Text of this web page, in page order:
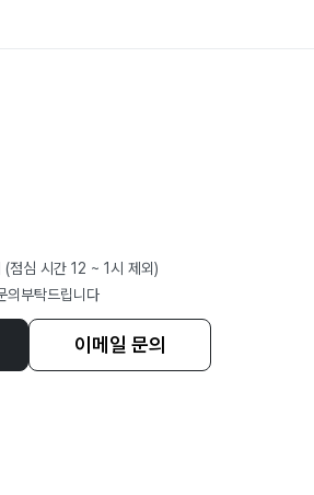
일 Lane
수 Lane
고 품질 모르고 오용 말자!!!
로 야구하기
서 배워라~~~
점심 시간 12 ~ 1시 제외)
의부탁드립니다
이메일 문의